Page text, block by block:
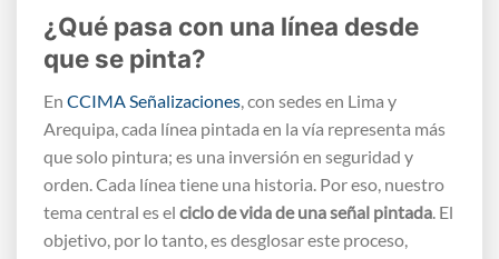
¿Qué pasa con una línea desde
que se pinta?
En CCIMA Señalizaciones, con sedes en Lima y
Arequipa, cada línea pintada en la vía representa más
que solo pintura; es una inversión en seguridad y
orden. Cada línea tiene una historia. Por eso, nuestro
tema central es el ciclo de vida de una señal pintada. El
objetivo, por lo tanto, es desglosar este proceso,